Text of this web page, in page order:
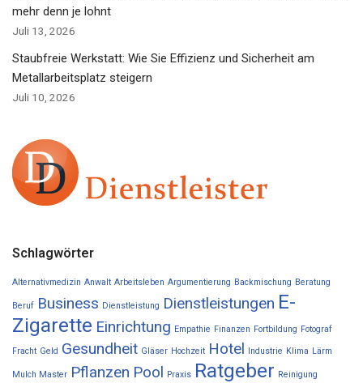
mehr denn je lohnt
Juli 13, 2026
Staubfreie Werkstatt: Wie Sie Effizienz und Sicherheit am
Metallarbeitsplatz steigern
Juli 10, 2026
Schlagwörter
Alternativmedizin Anwalt Arbeitsleben Argumentierung Backmischung Beratung
Beruf Business Dienstleistung Dienstleistungen E-
Zigarette Einrichtung Empathie Finanzen Fortbildung Fotograf
Fracht Geld Gesundheit Gläser Hochzeit Hotel Industrie Klima Lärm
Mulch Master Pflanzen Pool Praxis Ratgeber Reinigung